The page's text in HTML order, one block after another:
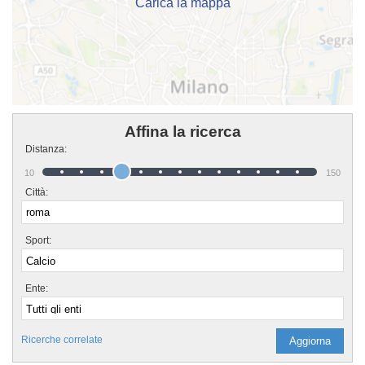
Carica la mappa
Affina la ricerca
Distanza:
10 150
Città:
Sport:
Ente:
Ricerche correlate